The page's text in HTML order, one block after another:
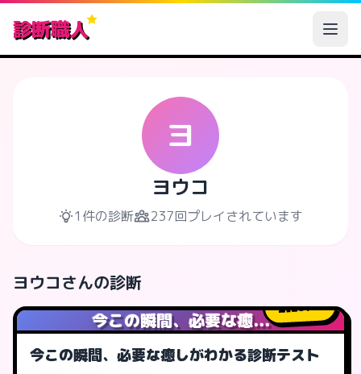
診断職人
ヨ
ヨウコ
1件の診断 237回プレイされています
ヨウコさんの診断
今この瞬間、必要な癒...
237人
今この瞬間、必要な癒しがわかる診断テスト